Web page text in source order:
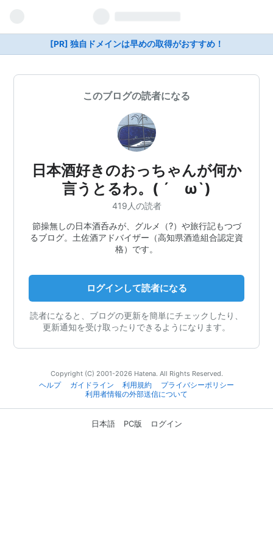
[PR] 独自ドメインは早めの取得がおすすめ！
このブログの読者になる
日本酒好きのおっちゃんが何か
言うとるわ。( ´ ω`)
419人の読者
節操無しの日本酒呑みが、グルメ（?）や旅行記もつづ
るブログ。土佐酒アドバイザー（高知県酒造組合認定資
格）です。
ログインして読者になる
読者になると、ブログの更新を簡単にチェックしたり、
更新通知を受け取ったりできるようになります。
Copyright (C) 2001-2026 Hatena. All Rights Reserved.
ヘルプ
ガイドライン 利用規約
プライバシーポリシー
利用者情報の外部送信について
日本語 PC版 ログイン